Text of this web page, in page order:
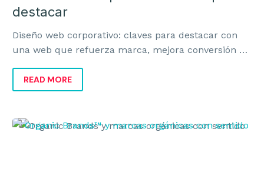
destacar
Diseño web corporativo: claves para destacar con
una web que refuerza marca, mejora conversión y
READ MORE
Organic